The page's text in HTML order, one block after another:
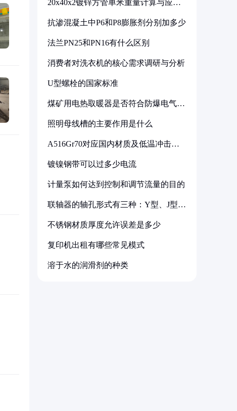
20x40x2镀锌方管单米重量计算与应用
抗渗混凝土中P6和P8膨胀剂分别加多少
法兰PN25和PN16有什么区别
消费者对洗衣机的核心需求调研与分析
U型螺栓的国家标准
煤矿用电热取暖器是否符合防爆电气设
照明母线槽的主要作用是什么
A516Gr70对应国内材质及低温冲击要
镀镍钢带可以过多少电流
计量泵如何达到控制和调节流量的目的
联轴器的轴孔形式有三种：Y型、J型、
不锈钢材质厚度允许误差是多少
复印机出租有哪些常见模式
溶于水的润滑剂的种类